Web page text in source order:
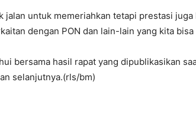
jalan untuk memeriahkan tetapi prestasi
dengan PON dan lain-lain yang kita
bersama hasil rapat yang dipublikasikan
selanjutnya.(rls/bm)